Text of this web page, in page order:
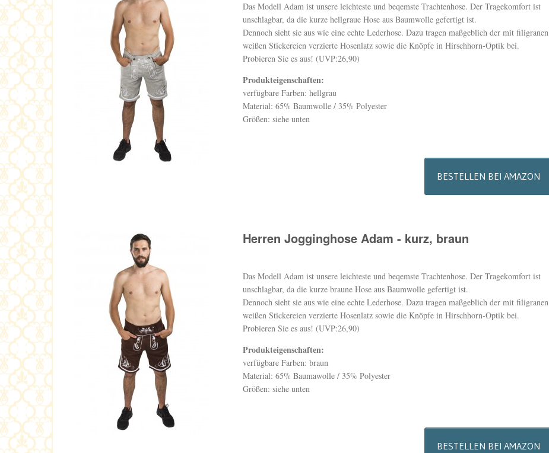
Das Modell Adam ist unsere leichteste und beqemste Trachtenhose. Der Tragekomfort ist
unschlagbar, da die kurze hellgraue Hose aus Baumwolle gefertigt ist.
Dennoch sieht sie aus wie eine echte Lederhose. Dazu tragen maßgeblich der mit filigranen
weißen Stickereien verzierte Hosenlatz sowie die Knöpfe in Hirschhorn-Optik bei.
Probieren Sie es aus! (UVP:26,90)
Produkteigenschaften:
verfügbare Farben: hellgrau
Material: 65% Baumwolle / 35% Polyester
Größen: siehe unten
BESTELLEN BEI AMAZON
Herren Jogginghose Adam - kurz, braun
Das Modell Adam ist unsere leichteste und beqemste Trachtenhose. Der Tragekomfort ist
unschlagbar, da die kurze braune Hose aus Baumwolle gefertigt ist.
Dennoch sieht sie aus wie eine echte Lederhose. Dazu tragen maßgeblich der mit filigranen
weißen Stickereien verzierte Hosenlatz sowie die Knöpfe in Hirschhorn-Optik bei.
Probieren Sie es aus! (UVP:26,90)
Produkteigenschaften:
verfügbare Farben: braun
Material: 65% Baumawolle / 35% Polyester
Größen: siehe unten
BESTELLEN BEI AMAZON